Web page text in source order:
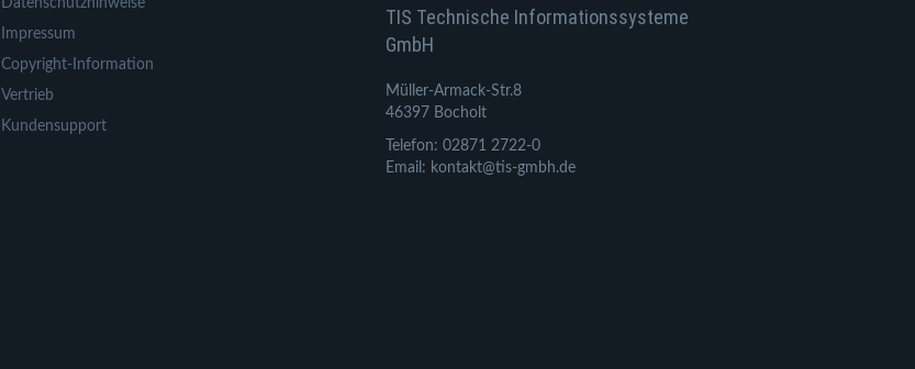
Datenschutzhinweise
Impressum
Copyright-Information
Vertrieb
Kundensupport
TIS Technische Informationssysteme
GmbH
Müller-Armack-Str.8
46397 Bocholt
Telefon: 02871 2722-0
Email: kontakt@tis-gmbh.de